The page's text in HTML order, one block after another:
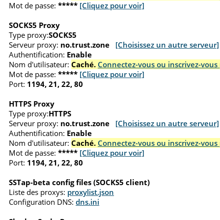
Mot de passe: ***** [Cliquez pour voir]
SOCKS5 Proxy
Type proxy:SOCKS5
Serveur proxy: no.trust.zone
[Choisissez un autre serveur]
Authentification: Enable
Nom d'utilisateur: Caché. Connectez-vous ou inscrivez-
Mot de passe: ***** [Cliquez pour voir]
Port: 1194, 21, 22, 80
HTTPS Proxy
Type proxy:HTTPS
Serveur proxy: no.trust.zone
[Choisissez un autre serveur]
Authentification: Enable
Nom d'utilisateur: Caché. Connectez-vous ou inscrivez-
Mot de passe: ***** [Cliquez pour voir]
Port: 1194, 21, 22, 80
SSTap-beta config files (SOCKS5 client)
Liste des proxys: proxylist.json
Configuration DNS: dns.ini